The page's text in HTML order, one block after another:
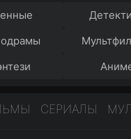
СЕРИАЛЫ